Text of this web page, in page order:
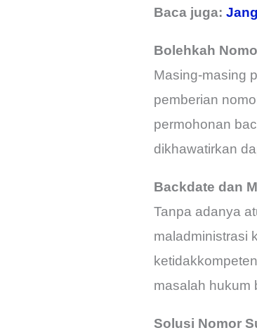
Baca juga:
Bolehkah
Masing-masing
pemberian
permohonan
dikhawatirkan
Backdate dan
Tanpa adanya
maladministrasi
masalah hukum
Solusi Nomor